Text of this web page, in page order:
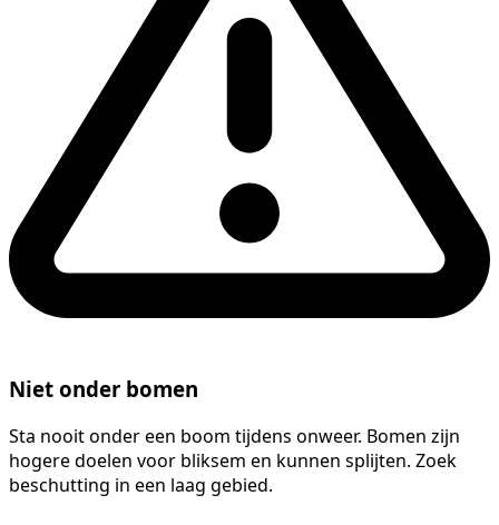
Niet onder bomen
Sta nooit onder een boom tijdens onweer. Bomen zijn
hogere doelen voor bliksem en kunnen splijten. Zoek
beschutting in een laag gebied.